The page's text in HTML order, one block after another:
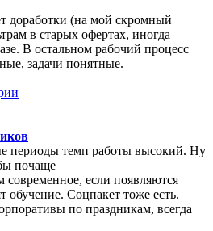
доработки (на мой скромный
в старых офертах, иногда
В остальном рабочий процесс
задачи понятные.
периоды темп работы высокий. Ну
почаще
если появляются
обучение. Соцпакет тоже есть.
по праздникам, всегда